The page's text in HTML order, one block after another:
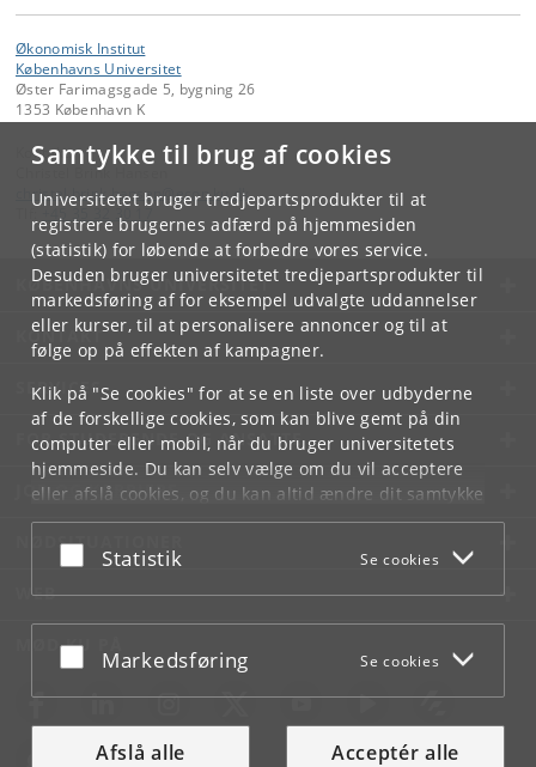
Samtykke til brug af cookies
Universitetet bruger tredjepartsprodukter til at
registrere brugernes adfærd på hjemmesiden
(statistik) for løbende at forbedre vores service.
Desuden bruger universitetet tredjepartsprodukter til
markedsføring af for eksempel udvalgte uddannelser
eller kurser, til at personalisere annoncer og til at
følge op på effekten af kampagner.
Klik på "Se cookies" for at se en liste over udbyderne
af de forskellige cookies, som kan blive gemt på din
computer eller mobil, når du bruger universitetets
hjemmeside. Du kan selv vælge om du vil acceptere
eller afslå cookies, og du kan altid ændre dit samtykke
underCookie- og privatlivspolitiksom du finder i
bunden af hver side.
Acceptér eller afslå
Statistik Se cookies
Acceptér eller afslå
Markedsføring Se cookies
Afslå alle Acceptér alle
Økonomisk Institut
Københavns Universitet
Øster Farimagsgade 5, bygning 26
1353 København K
Kontakt:
Christel Brink Hansen
christel.brink.hansen@econ.ku .dk
KØBENHAVNS UNIVERSITET
KONTAKT
SERVICES
FOR STUDERENDE OG ANSATTE
JOB OG KARRIERE
NØDSITUATIONER
WEB
MØD KU PÅ